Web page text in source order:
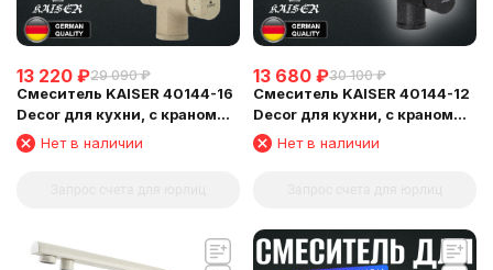
13 220 ₽29 090 ₽
Смеситель KAISER 40144-16
Decor для кухни, с краном
для питьевой воды,
песочный мрамор
Нет в наличии
13 680 ₽30 100 ₽
Смеситель KAISER 40144-12
Decor для кухни, с краном
для питьевой воды, черный
мрамор
Нет в наличии